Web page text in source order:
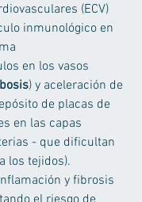
(ECV)
inmunológico en
en los vasos
) y aceleración de
de placas de
en las capas
- que dificultan
los tejidos).
y fibrosis